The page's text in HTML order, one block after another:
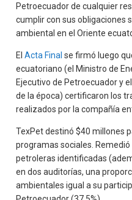
Petroecuador de cualquier
cumplir con sus obligaciones
ambiental en el Oriente
ElActa Final se firmó luego
ecuatoriano (el Ministro de
Ejecutivo de Petroecuador y
de la época) certificaron los
realizados por la compañía
TexPet destinó $40 millones
programas sociales. Remedió
petroleras identificadas
en dos auditorías, una
ambientales igual a su